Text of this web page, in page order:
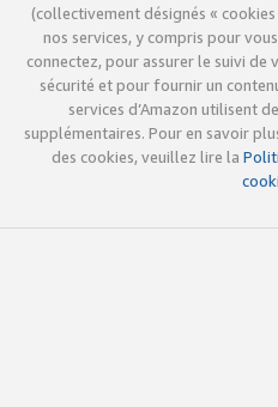
(collectivement désignés «
nos services, y compris pour
connectez, pour assurer le suivi
sécurité et pour fournir un
services d’Amazon utilisent
supplémentaires. Pour en savoir
des cookies, veuillez lire la